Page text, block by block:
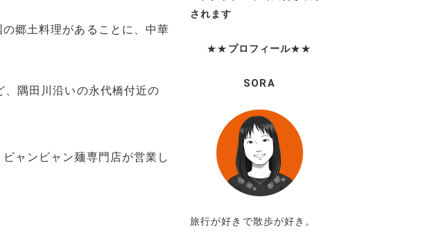
郷土料理があることに、中華
隅田川沿いの永代橋付近の
ャンビャン麺専門店が営業し
されます
★★ プロフィール★★
SORA
旅行が好きで散歩が好き。